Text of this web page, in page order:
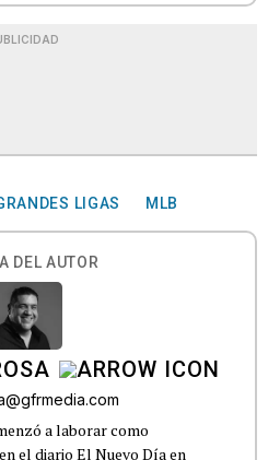
LIGAS MLB
DEL AUTOR
a laborar como
el diario El Nuevo Día en